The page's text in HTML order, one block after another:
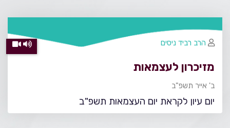
מזיכרון לעצמאות
ב' אייר תשפ"ב
יום עיון לקראת יום העצמאות תשפ"ב
הרב רביד ניסים